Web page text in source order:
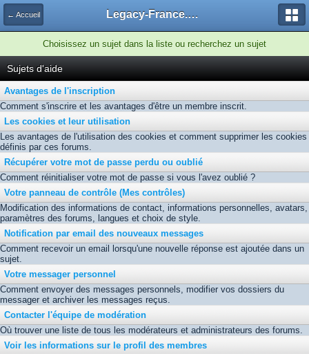
← Accueil Legacy-France.org - Forum
Choisissez un sujet dans la liste ou recherchez un sujet
Sujets d'aide
Avantages de l'inscription
Comment s'inscrire et les avantages d'être un membre inscrit.
Les cookies et leur utilisation
Les avantages de l'utilisation des cookies et comment supprimer les cookies
définis par ces forums.
Récupérer votre mot de passe perdu ou oublié
Comment réinitialiser votre mot de passe si vous l'avez oublié ?
Votre panneau de contrôle (Mes contrôles)
Modification des informations de contact, informations personnelles, avatars,
paramètres des forums, langues et choix de style.
Notification par email des nouveaux messages
Comment recevoir un email lorsqu'une nouvelle réponse est ajoutée dans un
sujet.
Votre messager personnel
Comment envoyer des messages personnels, modifier vos dossiers du
messager et archiver les messages reçus.
Contacter l'équipe de modération
Où trouver une liste de tous les modérateurs et administrateurs des forums.
Voir les informations sur le profil des membres